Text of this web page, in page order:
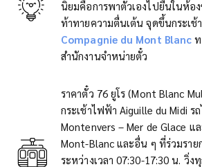
นิยมคือการพาตัวเองไปยืนในห้อ
ท้าทายความตื่นเต้น จุดขึ้นกระเ
Compagnie du Mont Blanc
สำนักงานจำหน่ายตั๋ว
ราคาตั๋ว 76 ยูโร (Mont Blanc
กระเช้าไฟฟ้า Aiguille du Midi ร
Montenvers – Mer de Glace แ
Mont-Blanc และอื่น ๆ ที่ร่วมราย
ระหว่างเวลา 07:30-17:30 น. วิ่